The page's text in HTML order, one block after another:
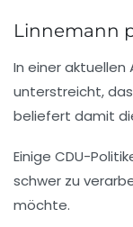
Linnemann
In einer aktuellen
unterstreicht,
beliefert damit
Einige CDU-
schwer zu
möchte.